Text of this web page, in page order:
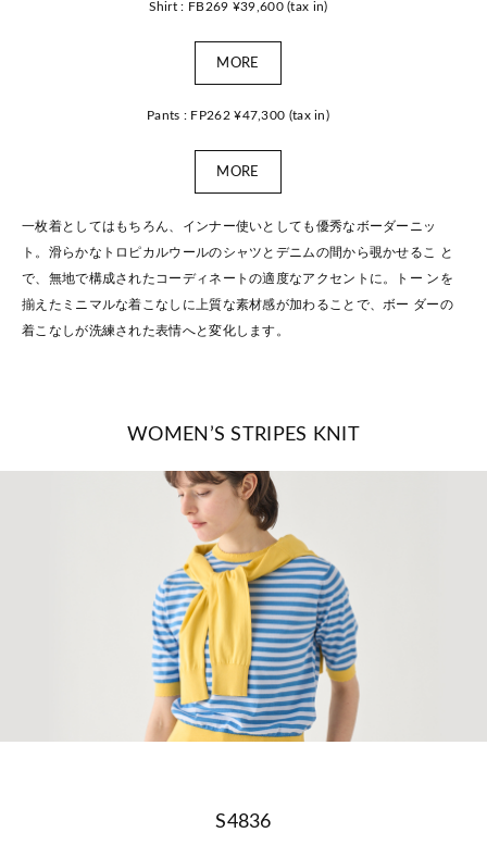
Shirt : FB269 ¥39,600 (tax in)
MORE
Pants : FP262 ¥47,300 (tax in)
MORE
一枚着としてはもちろん、インナー使いとしても優秀なボーダーニッ
ト。滑らかなトロピカルウールのシャツとデニムの間から覗かせるこ と
で、無地で構成されたコーディネートの適度なアクセントに。トー ンを
揃えたミニマルな着こなしに上質な素材感が加わることで、ボー ダーの
着こなしが洗練された表情へと変化します。
WOMEN’S STRIPES KNIT
S4836